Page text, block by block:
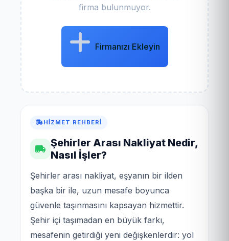
firma bulunmuyor.
Firmanızı Ekleyin
HIZMET REHBERI
Şehirler Arası Nakliyat Nedir,
Nasıl İşler?
Şehirler arası nakliyat, eşyanın bir ilden
başka bir ile, uzun mesafe boyunca
güvenle taşınmasını kapsayan hizmettir.
Şehir içi taşımadan en büyük farkı,
mesafenin getirdiği yeni değişkenlerdir: yol